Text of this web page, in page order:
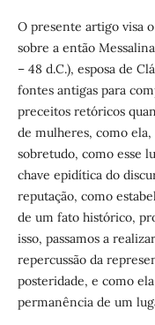
O presente artigo visa
sobre a então
– 48 d.C.), esposa de
fontes antigas para
preceitos retóricos
de mulheres, como ela,
sobretudo, como esse
chave epidítica do
reputação, como
de um fato histórico,
isso, passamos a
repercussão da
posteridade, e como
permanência de um